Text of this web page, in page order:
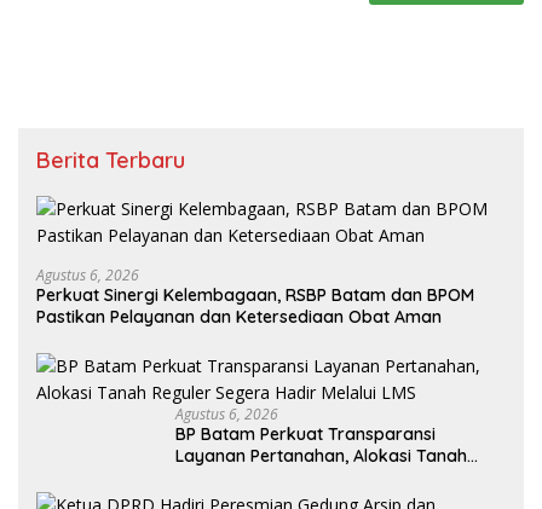
Berita Terbaru
Agustus 6, 2026
Perkuat Sinergi Kelembagaan, RSBP Batam dan BPOM
Pastikan Pelayanan dan Ketersediaan Obat Aman
Agustus 6, 2026
BP Batam Perkuat Transparansi
Layanan Pertanahan, Alokasi Tanah